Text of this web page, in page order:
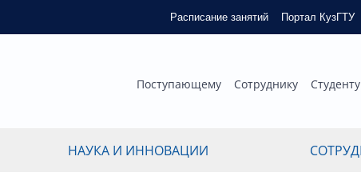
Расписание занятий Портал КузГТУ
Поступающему Сотруднику Студенту
НАУКА И ИННОВАЦИИ